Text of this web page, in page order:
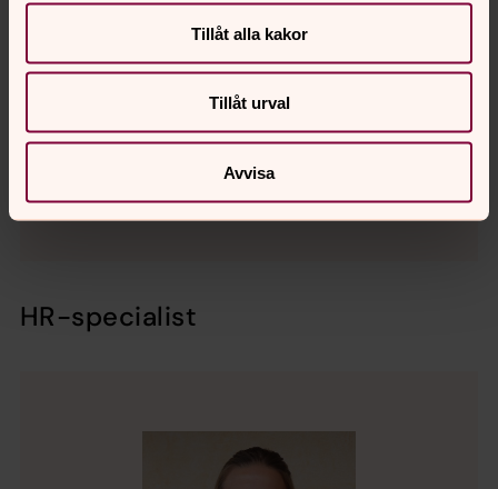
Tillåt alla kakor
Tillåt urval
Avvisa
Eva Linnestjerna
E-post:eva.linnestjerna@svenskakyrkan.se
HR-specialist